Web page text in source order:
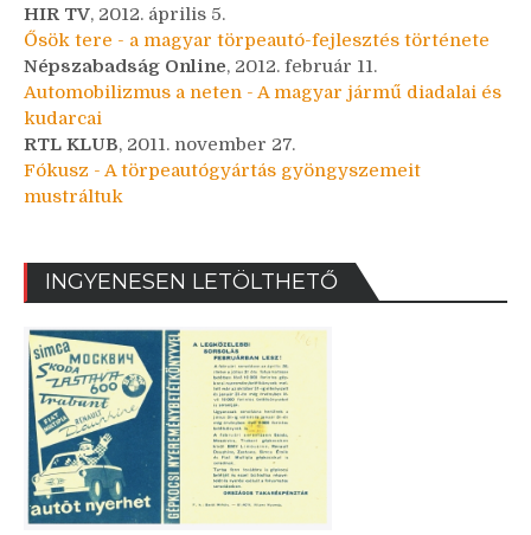
HIR TV, 2012. április 5.
Ősök tere - a magyar törpeautó-fejlesztés története
Népszabadság Online, 2012. február 11.
Automobilizmus a neten - A magyar jármű diadalai és
kudarcai
RTL KLUB, 2011. november 27.
Fókusz - A törpeautógyártás gyöngyszemeit
mustráltuk
INGYENESEN LETÖLTHETŐ